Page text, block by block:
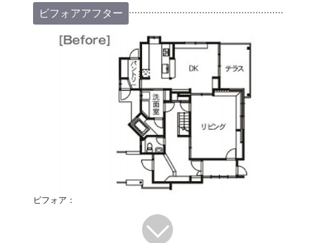
ビフォアアフター
ビフォア：